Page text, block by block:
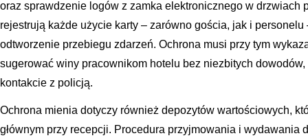
oraz sprawdzenie logów z zamka elektronicznego w drzwiach
rejestrują każde użycie karty – zarówno gościa, jak i
odtworzenie przebiegu zdarzeń. Ochrona musi przy tym
sugerować winy pracownikom hotelu bez niezbitych
kontakcie z policją.
Ochrona mienia dotyczy również depozytów wartościowych,
głównym przy recepcji. Procedura przyjmowania i wydawania